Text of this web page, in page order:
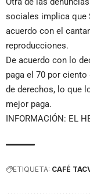
sociales implica que
acuerdo con el
reproducciones.
De acuerdo con lo
paga el 70 por
de derechos, lo que
mejor paga.
INFORMACIÓN: EL
ETIQUETA: CAFÉ